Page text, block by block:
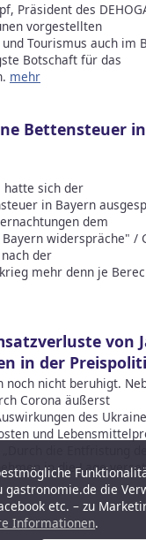
Präsident des
vorgestellten
Tourismus auch im
Botschaft für das
mehr
Bettensteuer in
hatte sich der
in Bayern
dem
widerspräche" /
der
mehr denn je
von
in der
nicht beruhigt.
Corona äußerst
des
und
in die Lage
die
etc. – zu
Informationen.